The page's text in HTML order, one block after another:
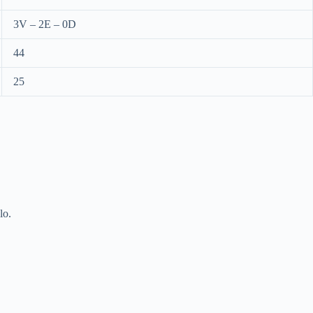
3V – 2E – 0D
44
25